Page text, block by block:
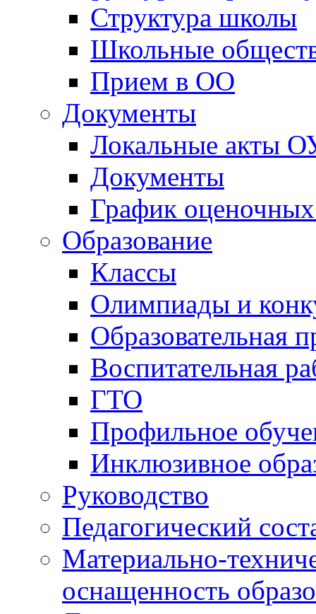
Структура школы
Школьные
Прием в ОО
Документы
Локальные акты
Документы
График
Образование
Классы
Олимпиады и
Образовательная
Воспитательная
ГТО
Профильное
Инклюзивное
Руководство
Педагогический
Материально-
оснащенность